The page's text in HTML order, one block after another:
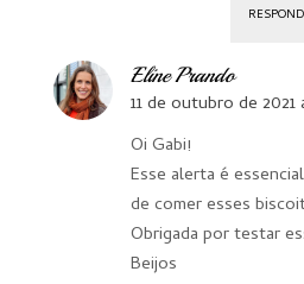
Eline Prando
11 de outubro de 2021
Oi Gabi!
Esse alerta é
de comer esses
Obrigada por testar
Beijos